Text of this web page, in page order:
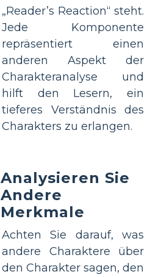
„Reader’s Reaction“ steht.
Jede Komponente
repräsentiert einen
anderen Aspekt der
Charakteranalyse und
hilft den Lesern, ein
tieferes Verständnis des
Charakters zu erlangen.
Analysieren Sie
Andere
Merkmale
Achten Sie darauf, was
andere Charaktere über
den Charakter sagen, den